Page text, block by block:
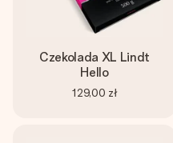
Czekolada XL Lindt
Hello
129,00 zł